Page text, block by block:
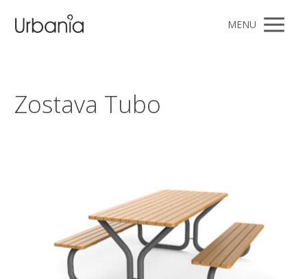
MENU
Zostava Tubo